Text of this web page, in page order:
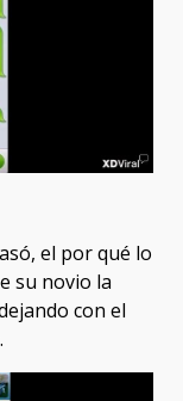
el por qué lo
su novio la
con el